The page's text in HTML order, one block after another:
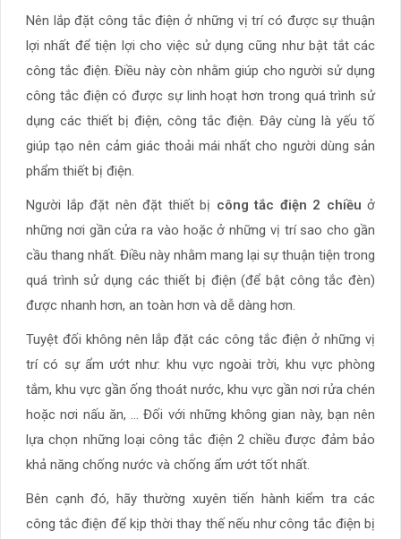
Nên lắp đặt công tắc điện ở những vị trí có được sự thuận
lợi nhất để tiện lợi cho việc sử dụng cũng như bật tắt các
công tắc điện. Điều này còn nhằm giúp cho người sử dụng
công tắc điện có được sự linh hoạt hơn trong quá trình sử
dụng các thiết bị điện, công tắc điện. Đây cùng là yếu tố
giúp tạo nên cảm giác thoải mái nhất cho người dùng sản
phẩm thiết bị điện.
Người lắp đặt nên đặt thiết bị công tắc điện 2 chiều ở
những nơi gần cửa ra vào hoặc ở những vị trí sao cho gần
cầu thang nhất. Điều này nhằm mang lại sự thuận tiện trong
quá trình sử dụng các thiết bị điện (để bật công tắc đèn)
được nhanh hơn, an toàn hơn và dễ dàng hơn.
Tuyệt đối không nên lắp đặt các công tắc điện ở những vị
trí có sự ẩm ướt như: khu vực ngoài trời, khu vực phòng
tắm, khu vực gần ống thoát nước, khu vực gần nơi rửa chén
hoặc nơi nấu ăn, … Đối với những không gian này, bạn nên
lựa chọn những loại công tắc điện 2 chiều được đảm bảo
khả năng chống nước và chống ẩm ướt tốt nhất.
Bên cạnh đó, hãy thường xuyên tiến hành kiểm tra các
công tắc điện để kịp thời thay thế nếu như công tắc điện bị